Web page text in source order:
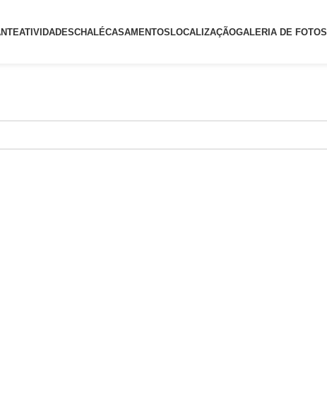
ATIVIDADESCHALÉCASAMENTOSLOCALIZAÇÃOGALERIA DE FOTOS